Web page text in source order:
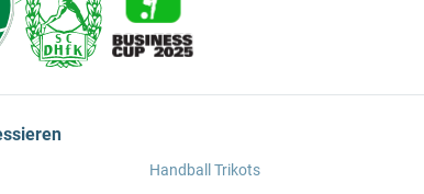
Handball Trikots